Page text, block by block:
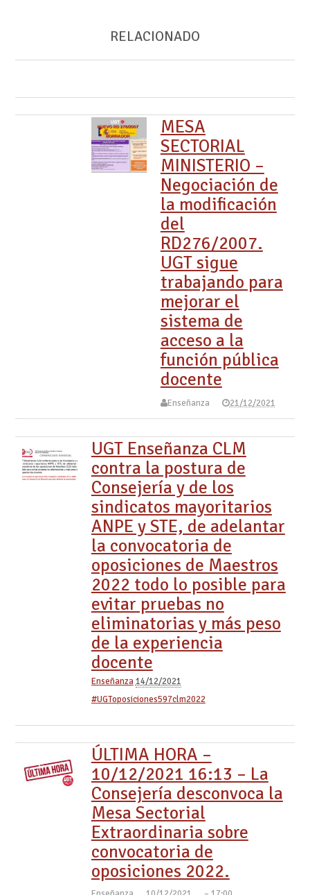
RELACIONADO
MESA
SECTORIAL
MINISTERIO –
Negociación de
la modificación
del
RD276/2007.
UGT sigue
trabajando para
mejorar el
sistema de
acceso a la
función pública
docente
Enseñanza 21/12/2021
UGT Enseñanza CLM
contra la postura de
Consejería y de los
sindicatos mayoritarios
ANPE y STE, de adelantar
la convocatoria de
oposiciones de Maestros
2022 todo lo posible para
evitar pruebas no
eliminatorias y más peso
de la experiencia
docente
Enseñanza14/12/2021
#UGToposiciones597clm2022
ÚLTIMA HORA –
10/12/2021 16:13 – La
Consejería desconvoca la
Mesa Sectorial
Extraordinaria sobre
convocatoria de
oposiciones 2022.